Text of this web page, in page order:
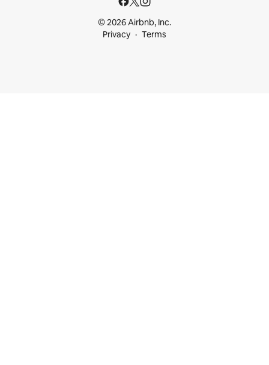
© 2026 Airbnb, Inc.
Privacy
Terms